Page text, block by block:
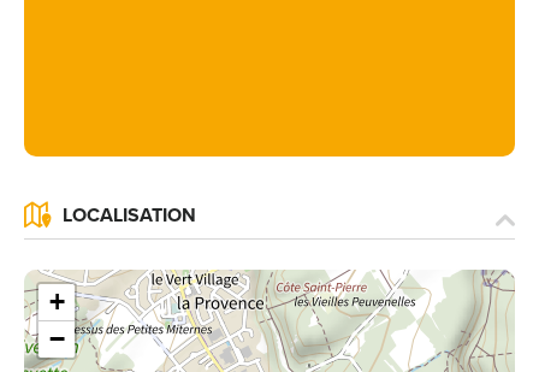
LOCALISATION
+
−